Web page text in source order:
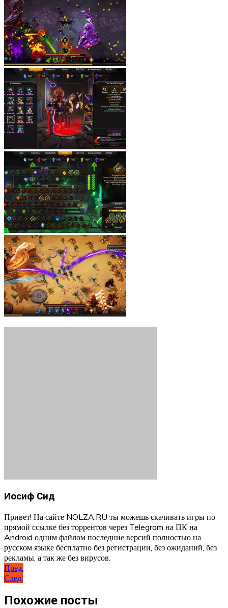
Иосиф Сид
Привет! На сайте NOLZA.RU ты можешь скачивать игры по
прямой ссылке без торрентов через Telegram на ПК на
Android одним файлом последние версий полностью на
русском языке бесплатно без регистрации, без ожиданий, без
рекламы, а так же без вирусов.
Навигация
по
записям
Пред.
След.
Похожие посты